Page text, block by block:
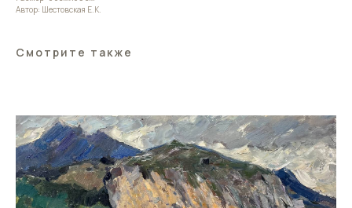
Автор: Шестовская Е.К.
Смотрите также